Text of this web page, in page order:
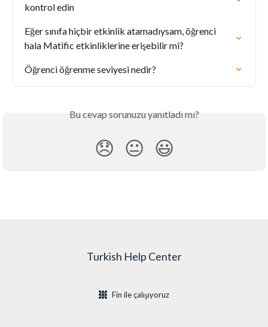
kontrol edin
Eğer sınıfa hiçbir etkinlik atamadıysam, öğrenci
hala Matific etkinliklerine erişebilir mi?
Öğrenci öğrenme seviyesi nedir?
Bu cevap sorunuzu yanıtladı mı?
😞 😐 😃
Turkish Help Center
Fin ile çalışıyoruz